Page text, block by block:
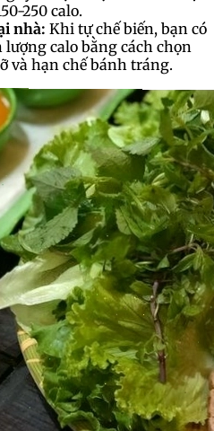
250 calo.
nhà: Khi tự chế biến, bạn có
calo bằng cách chọn
và hạn chế bánh tráng.